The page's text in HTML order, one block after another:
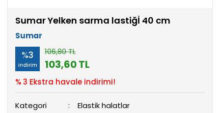
Sumar Yelken sarma lastiğİ 40 cm
Sumar
%3
indirim
106,80 TL
103,60 TL
% 3 Ekstra havale indirimi!
Kategori
Elastik halatlar